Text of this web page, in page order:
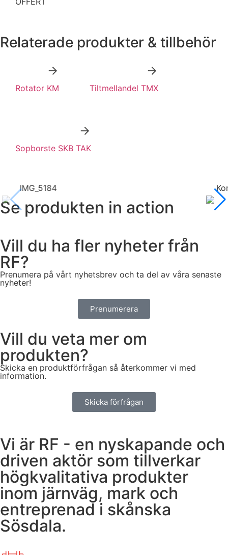
Relaterade produkter & tillbehör
Rotator KM Tiltmellandel TMX
Sopborste SKB TAK
IMG_5184
Se produkten in action
Vill du ha fler nyheter från
RF?
Prenumera på vårt nyhetsbrev och ta del av våra senaste
nyheter!
Prenumerera
Vill du veta mer om
produkten?
Skicka en produktförfrågan så återkommer vi med
information.
Skicka förfrågan
Vi är RF - en nyskapande och
driven aktör som tillverkar
högkvalitativa produkter
inom järnväg, mark och
entreprenad i skånska
Sösdala.